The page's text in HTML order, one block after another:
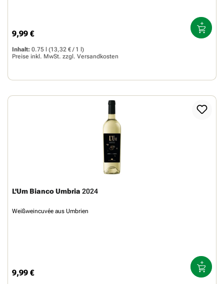
Regulärer Preis:
9,99 €
Inhalt: 0.75 l
(13,32 € / 1 l)
Preise inkl. MwSt. zzgl. Versandkosten
L'Um Bianco Umbria 2024
Weißweincuvée aus Umbrien
Regulärer Preis:
9,99 €